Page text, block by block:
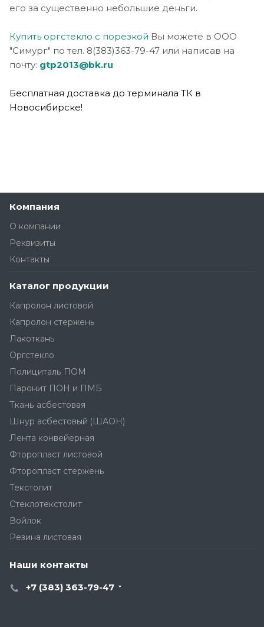
его за существенно небольшие деньги.
Купить оргстекло с порезкой Вы можете в ООО
"Симург" по тел. 8(383)363-79-47 или написав на
почту: gtp2013@bk.ru
Бесплатная доставка до терминала ТК в
Новосибирске!
Компания
О компании
Реквизиты
Контакты
Каталог продукции
Капролон листовой
Капролон стержень
Лакоткань
Оргстекло
Полициталь ПОМ
Паронит ПОН и ПМБ
Ткань асбестовая
Шнур асбестовый (ШАОН)
Лента конвейерная
Фторопласт листовой
Фторопласт стержень
Текстолит
Стеклотекстолит
Войлок
Резина листовая
Наши контакты
+7 (383) 363-79-47